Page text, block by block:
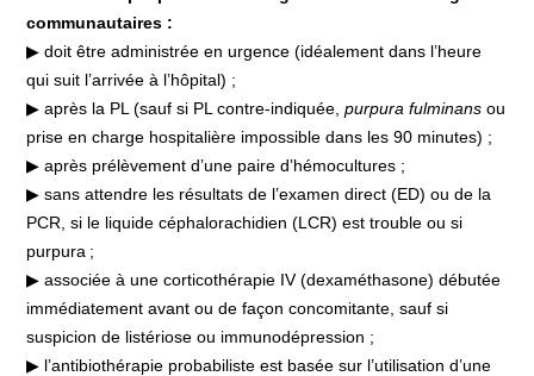
communautaires :
▶ doit être administrée en urgence (idéalement dans l’heure
qui suit l’arrivée à l’hôpital) ;
▶ après la PL (sauf si PL contre-indiquée,purpura fulminansou
prise en charge hospitalière impossible dans les 90 minutes) ;
▶ après prélèvement d’une paire d’hémocultures ;
▶ sans attendre les résultats de l’examen direct (ED) ou de la
PCR, si le liquide céphalorachidien (LCR) est trouble ou si
purpura ;
▶ associée à une corticothérapie IV (dexaméthasone) débutée
immédiatement avant ou de façon concomitante, sauf si
suspicion de listériose ou immunodépression ;
▶ l’antibiothérapie probabiliste est basée sur l’utilisation d’une